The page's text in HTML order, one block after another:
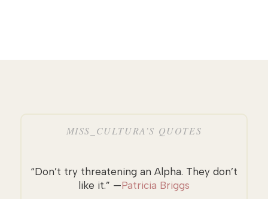
MISS_CULTURA’S QUOTES
“Don’t try threatening an Alpha. They don’t
like it.” —Patricia Briggs